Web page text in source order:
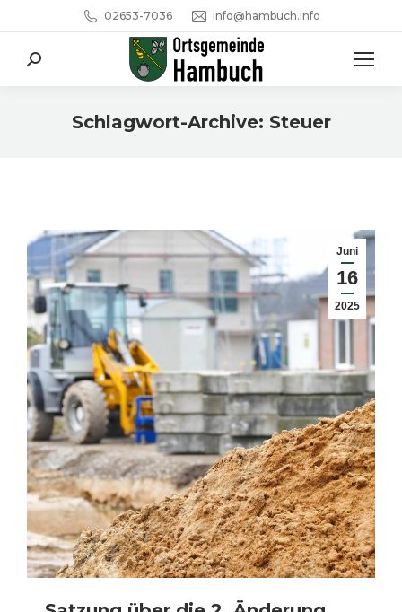
02653-7036 info@hambuch.info
Search:
Schlagwort-Archive: Steuer
Juni
16
2025